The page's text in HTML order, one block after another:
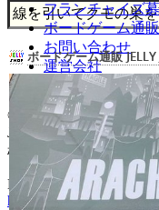
線を引いてクモの巣
フランチャイズ
ボードゲーム通販
お問い合わせ
運営会社
ENGLISH
©2026 JELLY JELLY
JELLY JELLY CAFEは
標です
Do you live outside
https://jellyjellycafe.com/